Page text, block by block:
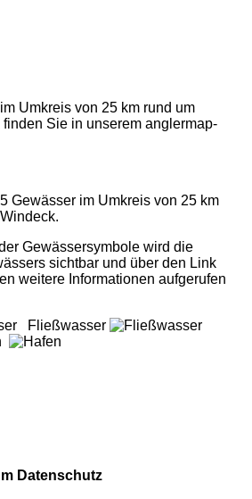
Umkreis von 25 km rund um
Sie in unserem anglermap-
Gewässer im Umkreis von 25 km
Gewässersymbole wird die
sichtbar und über den Link
weitere Informationen aufgerufen
Fließwasser
Datenschutz